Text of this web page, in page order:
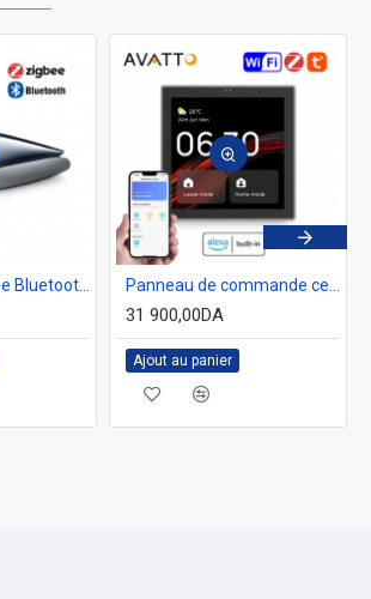
31 900,00DA
Ajout au panier